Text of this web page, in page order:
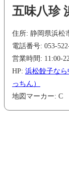
五味八珍
住所: 静岡県浜松
電話番号: 053-
営業時間: 11:00-
HP: 浜松餃子な
っちん）
地図マーカー: C